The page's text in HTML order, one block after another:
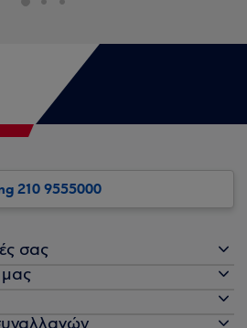
210 9555000
σας
μας